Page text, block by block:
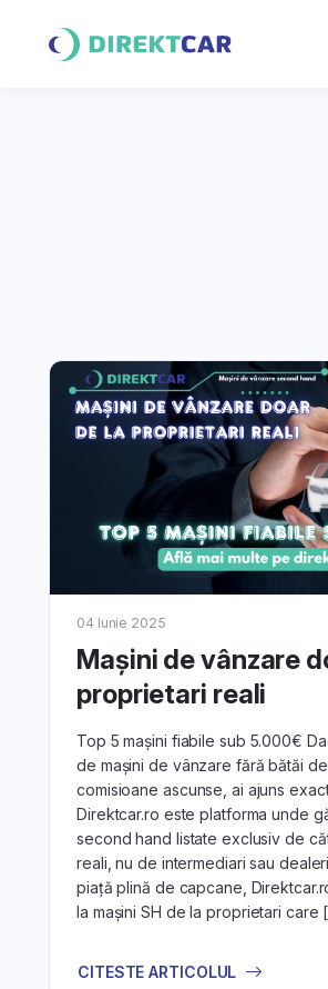
04 Iunie 2025
Mașini de vânzare
proprietari reali
Top 5 mașini fiabile sub 5.000€
de mașini de vânzare fără bătăi
comisioane ascunse, ai ajuns
Direktcar.ro este platforma unde
second hand listate exclusiv de
reali, nu de intermediari sau
piață plină de capcane,
la mașini SH de la proprietari care
CITESTE ARTICOLUL